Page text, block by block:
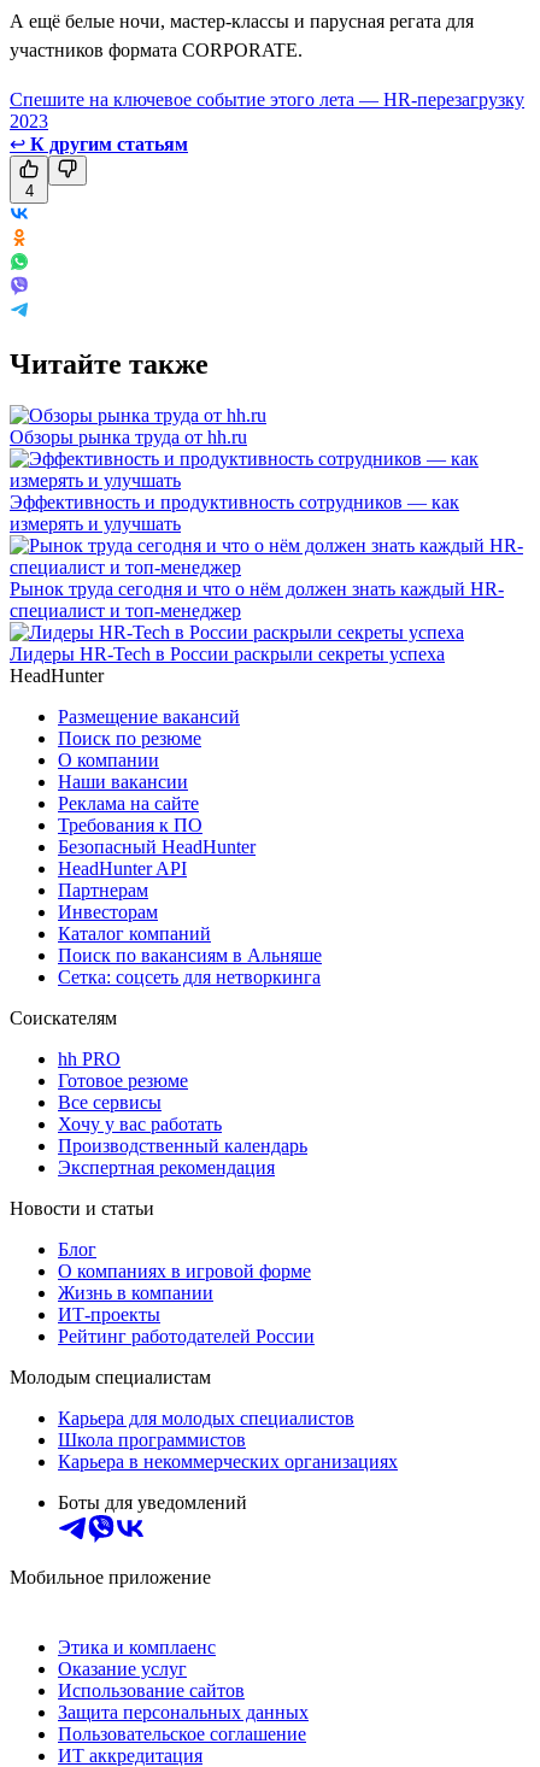
А ещё белые ночи, мастер-классы и парусная регата для
участников формата CORPORATE.
Спешите на ключевое событие этого лета — HR-перезагрузку
2023
↩ К другим статьям
4
Читайте также
Обзоры рынка труда от hh.ru
Эффективность и продуктивность сотрудников — как
измерять и улучшать
Рынок труда сегодня и что о нём должен знать каждый HR-
специалист и топ-менеджер
Лидеры HR-Tech в России раскрыли секреты успеха
HeadHunter
Размещение вакансий
Поиск по резюме
О компании
Наши вакансии
Реклама на сайте
Требования к ПО
Безопасный HeadHunter
HeadHunter API
Партнерам
Инвесторам
Каталог компаний
Поиск по вакансиям в Альняше
Сетка: соцсеть для нетворкинга
Соискателям
hh PRO
Готовое резюме
Все сервисы
Хочу у вас работать
Производственный календарь
Экспертная рекомендация
Новости и статьи
Блог
О компаниях в игровой форме
Жизнь в компании
ИТ-проекты
Рейтинг работодателей России
Молодым специалистам
Карьера для молодых специалистов
Школа программистов
Карьера в некоммерческих организациях
Боты для уведомлений
Мобильное приложение
Этика и комплаенс
Оказание услуг
Использование сайтов
Защита персональных данных
Пользовательское соглашение
ИТ аккредитация